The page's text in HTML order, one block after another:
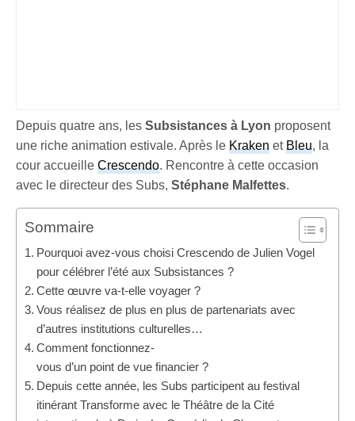
Depuis quatre ans, lesSubsistances à Lyon proposent
une riche animation estivale. Après leKraken etBleu, la
cour accueilleCrescendo. Rencontre à cette occasion
avec le directeur des Subs,Stéphane Malfettes.
Sommaire
Pourquoi avez-vous choisi Crescendo de Julien Vogel
pour célébrer l’été aux Subsistances ?
Cette œuvre va-t-elle voyager ?
Vous réalisez de plus en plus de partenariats avec
d’autres institutions culturelles…
Comment fonctionnez-
vous d’un point de vue financier ?
Depuis cette année, les Subs participent au festival
itinérant Transforme avec le Théâtre de la Cité